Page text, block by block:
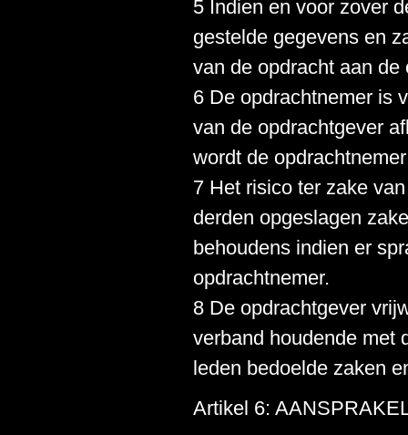
5 Indien en voor zover
gestelde gegevens en
van de opdracht aan
6 De opdrachtnemer is
van de opdrachtgever
wordt de
7 Het risico ter zake
derden opgeslagen
behoudens indien er
opdrachtnemer.
8 De opdrachtgever
verband houdende met
leden bedoelde zaken
Artikel 6: